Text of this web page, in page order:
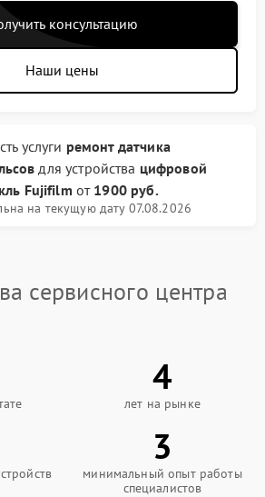
консультацию
Наши цены
услуги ремонт датчика
для устройства цифровой
Fujifilm от 1900 руб.
на текущую дату 07.08.2026
сервисного центра
4
лет на рынке
3
минимальный опыт работы
специалистов